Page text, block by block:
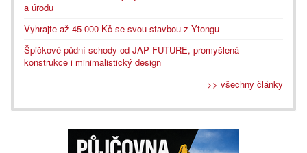
a úrodu
Vyhrajte až 45 000 Kč se svou stavbou z Ytongu
Špičkové půdní schody od JAP FUTURE, promyšlená
konstrukce i minimalistický design
>> všechny články